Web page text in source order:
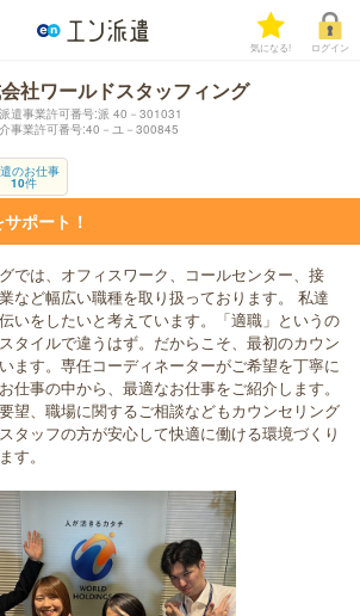
気になる! ログイン
社ワールドスタッフィング
遣事業許可番号:派 40－301031
事業許可番号:40－ユ－300845
のお仕事
10件
ポート！
では、オフィスワーク、コールセンター、接
など幅広い職種を取り扱っております。 私達
いをしたいと考えています。「適職」というの
タイルで違うはず。だからこそ、最初のカウン
ます。専任コーディネーターがご希望を丁寧に
仕事の中から、最適なお仕事をご紹介します。
望、職場に関するご相談などもカウンセリング
タッフの方が安心して快適に働ける環境づくり
す。